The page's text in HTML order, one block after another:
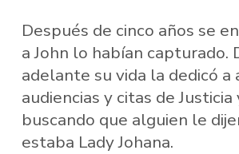
Después de cinco años se
a John lo habían capturado.
adelante su vida la dedicó a
audiencias y citas de Justicia
buscando que alguien le
estaba Lady Johana.